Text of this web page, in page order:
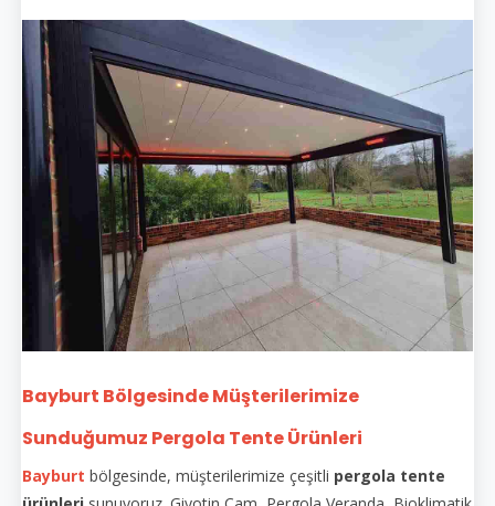
Bayburt Bölgesinde Müşterilerimize
Sunduğumuz Pergola Tente Ürünleri
Bayburt bölgesinde, müşterilerimize çeşitli pergola tente